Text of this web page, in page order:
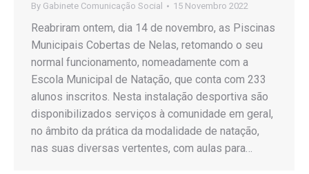
By Gabinete Comunicação Social 15 Novembro 2022
Reabriram ontem, dia 14 de novembro, as Piscinas
Municipais Cobertas de Nelas, retomando o seu
normal funcionamento, nomeadamente com a
Escola Municipal de Natação, que conta com 233
alunos inscritos. Nesta instalação desportiva são
disponibilizados serviços à comunidade em geral,
no âmbito da prática da modalidade de natação,
nas suas diversas vertentes, com aulas para…